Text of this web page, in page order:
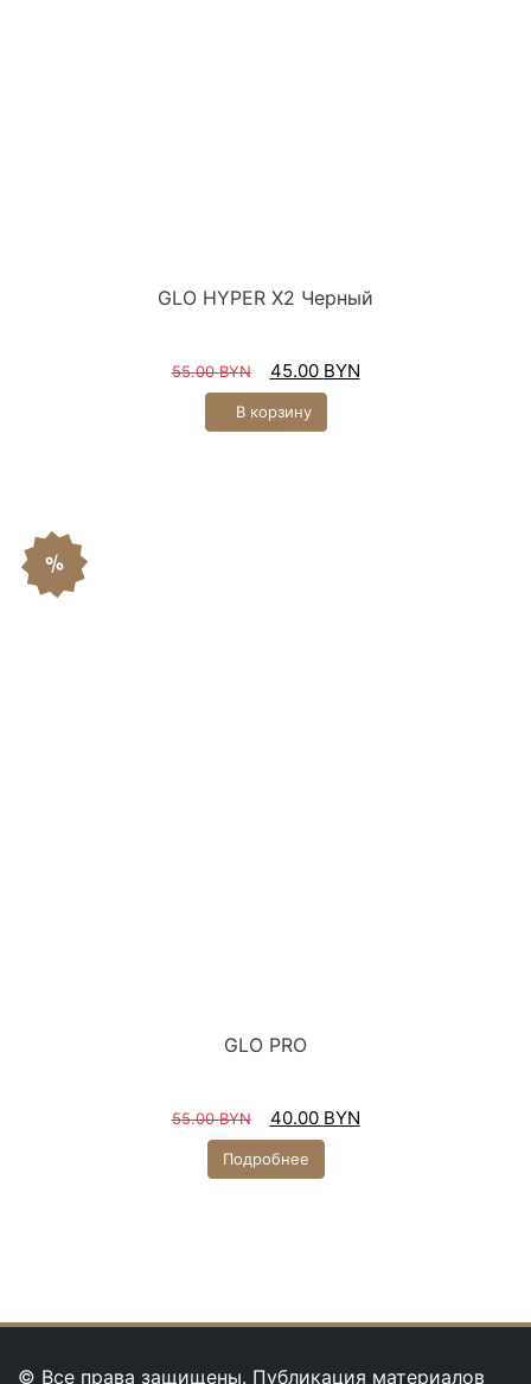
GLO HYPER X2 Черный
55.00BYN 45.00 BYN
В корзину
%
GLO PRO
55.00BYN 40.00 BYN
Подробнее
© Все права защищены. Публикация материалов